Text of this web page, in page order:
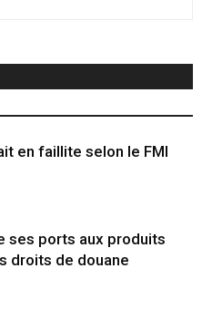
en faillite selon le FMI
ses ports aux produits
droits de douane